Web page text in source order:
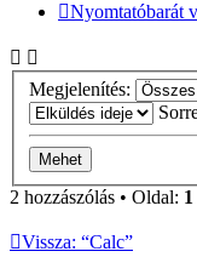
Nyomtatóbarát
Megjelenítés:
2 hozzászólás • Oldal: 1
Vissza: “Calc”